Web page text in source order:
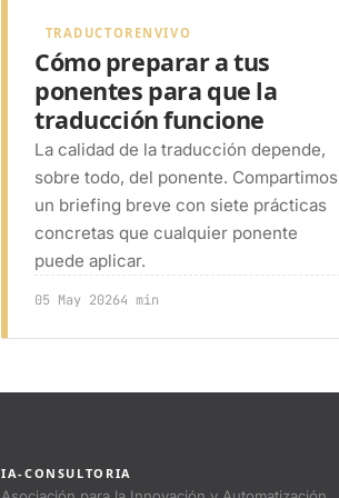
TRADUCTORENVIVO
Cómo preparar a tus
ponentes para que la
traducción funcione
La calidad de la traducción depende,
sobre todo, del ponente. Compartimos
un briefing breve con siete prácticas
concretas que cualquier ponente
puede aplicar.
05 May 20264 min
IA-CONSULTORIA